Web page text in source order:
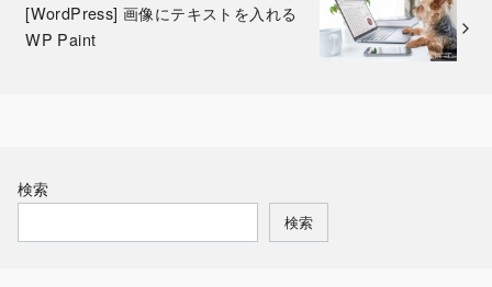
[WordPress] 画像にテキストを入れる
WP Paint
検索
検索